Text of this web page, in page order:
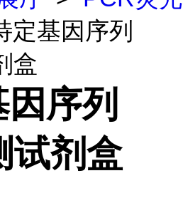
定基因序列
盒
序列
试剂盒